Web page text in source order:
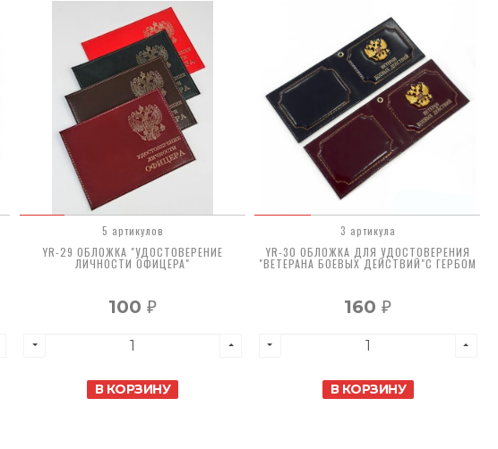
5 артикулов
YR-29 ОБЛОЖКА "УДОСТОВЕРЕНИЕ
ЛИЧНОСТИ ОФИЦЕРА"
100₽
В КОРЗИНУ
3 артикула
YR-30 ОБЛОЖКА ДЛЯ УДОСТОВЕРЕНИЯ
"ВЕТЕРАНА БОЕВЫХ ДЕЙСТВИЙ"С ГЕРБОМ
160₽
В КОРЗИНУ